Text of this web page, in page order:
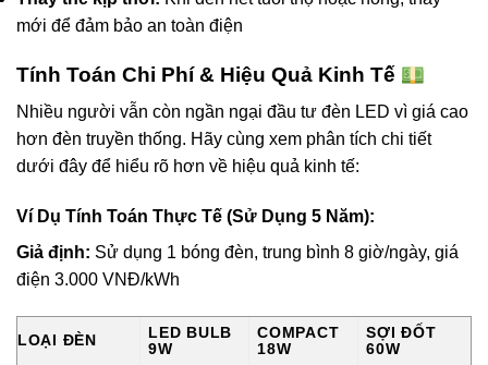
mới để đảm bảo an toàn điện
Tính Toán Chi Phí & Hiệu Quả Kinh Tế
Nhiều người vẫn còn ngần ngại đầu tư đèn LED vì giá cao
hơn đèn truyền thống. Hãy cùng xem phân tích chi tiết
dưới đây để hiểu rõ hơn về hiệu quả kinh tế:
Ví Dụ Tính Toán Thực Tế (Sử Dụng 5 Năm):
Giả định: Sử dụng 1 bóng đèn, trung bình 8 giờ/ngày, giá
điện 3.000 VNĐ/kWh
LOẠI ĐÈN
LED BULB
9W
COMPACT
18W
SỢI ĐỐT
60W